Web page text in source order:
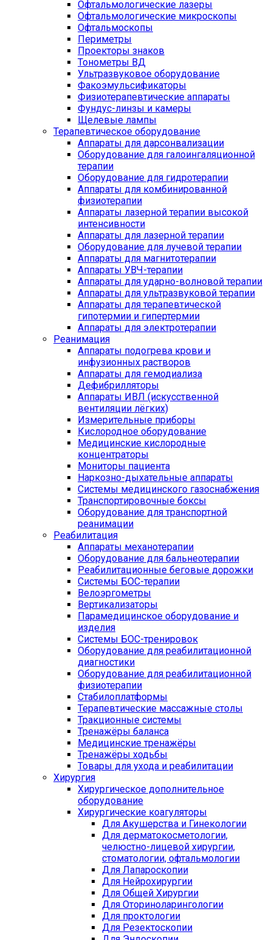
Офтальмологические лазеры
Офтальмологические микроскопы
Офтальмоскопы
Периметры
Проекторы знаков
Тонометры ВД
Ультразвуковое оборудование
Факоэмульсификаторы
Физиотерапевтические аппараты
Фундус-линзы и камеры
Щелевые лампы
Терапевтическое оборудование
Аппараты для дарсонвализации
Оборудование для галоингаляционной
терапии
Оборудование для гидротерапии
Аппараты для комбинированной
физиотерапии
Аппараты лазерной терапии высокой
интенсивности
Аппараты для лазерной терапии
Оборудование для лучевой терапии
Аппараты для магнитотерапии
Аппараты УВЧ-терапии
Аппараты для ударно-волновой терапии
Аппараты для ультразвуковой терапии
Аппараты для терапевтической
гипотермии и гипертермии
Аппараты для электротерапии
Реанимация
Аппараты подогрева крови и
инфузионных растворов
Аппараты для гемодиализа
Дефибрилляторы
Аппараты ИВЛ (искусственной
вентиляции лёгких)
Измерительные приборы
Кислородное оборудование
Медицинские кислородные
концентраторы
Мониторы пациента
Наркозно-дыхательные аппараты
Системы медицинского газоснабжения
Транспортировочные боксы
Оборудование для транспортной
реанимации
Реабилитация
Аппараты механотерапии
Оборудование для бальнеотерапии
Реабилитационные беговые дорожки
Системы БОС-терапии
Велоэргометры
Вертикализаторы
Парамедицинское оборудование и
изделия
Системы БОС-тренировок
Оборудование для реабилитационной
диагностики
Оборудование для реабилитационной
физиотерапии
Стабилоплатформы
Терапевтические массажные столы
Тракционные системы
Тренажёры баланса
Медицинские тренажёры
Тренажёры ходьбы
Товары для ухода и реабилитации
Хирургия
Хирургическое дополнительное
оборудование
Хирургические коагуляторы
Для Акушерства и Гинекологии
Для дерматокосметологии,
челюстно-лицевой хирургии,
стоматологии, офтальмологии
Для Лапароскопии
Для Нейрохирургии
Для Общей Хирургии
Для Оториноларингологии
Для проктологии
Для Резектоскопии